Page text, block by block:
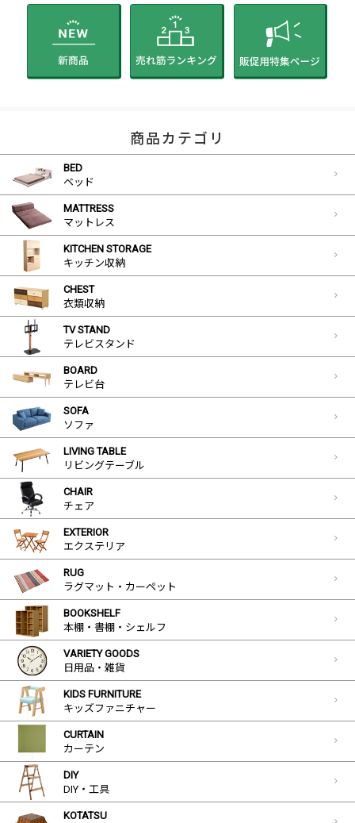
商品カテゴリ
BED
ベッド
MATTRESS
マットレス
KITCHEN STORAGE
キッチン収納
CHEST
衣類収納
TV STAND
テレビスタンド
BOARD
テレビ台
SOFA
ソファ
LIVING TABLE
リビングテーブル
CHAIR
チェア
EXTERIOR
エクステリア
RUG
ラグマット・カーペット
BOOKSHELF
本棚・書棚・シェルフ
VARIETY GOODS
日用品・雑貨
KIDS FURNITURE
キッズファニチャー
CURTAIN
カーテン
DIY
DIY・工具
KOTATSU